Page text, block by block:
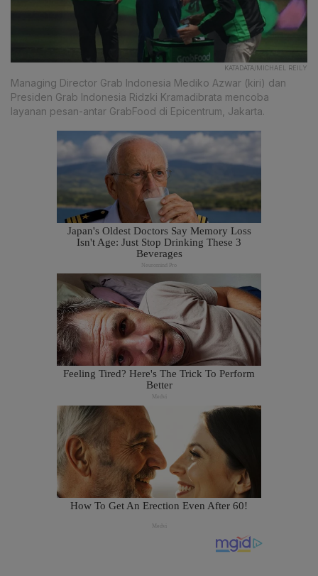
KATADATA/MICHAEL REILY
Managing Director Grab Indonesia Mediko Azwar (kiri) dan
Presiden Grab Indonesia Ridzki Kramadibrata mencoba
layanan pesan-antar GrabFood di Epicentrum, Jakarta.